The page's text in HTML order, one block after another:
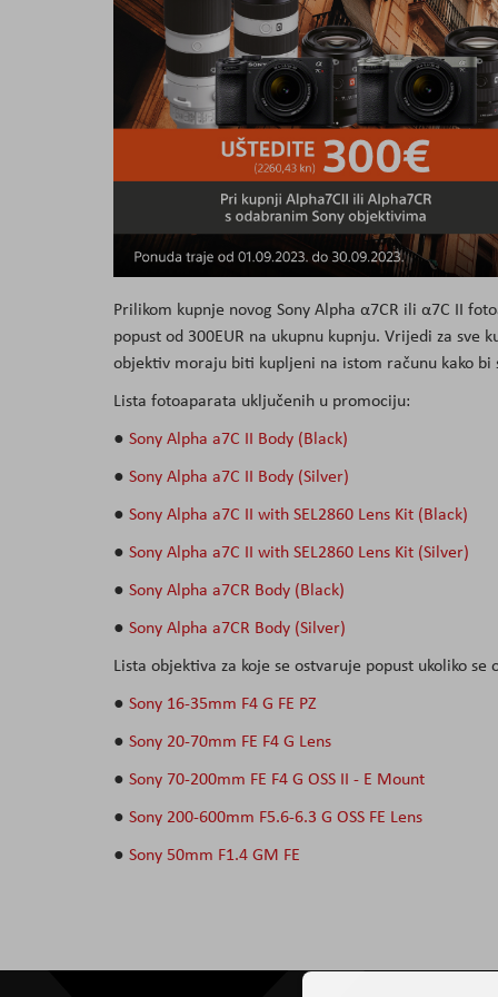
Prilikom kupnje novog Sony Alpha α7CR ili α7C II
popust od 300EUR na ukupnu kupnju. Vrijedi za sve
objektiv moraju biti kupljeni na istom računu kako bi
Lista fotoaparata uključenih u promociju:
● Sony Alpha a7C II Body (Black)
● Sony Alpha a7C II Body (Silver)
● Sony Alpha a7C II with SEL2860 Lens Kit (Black)
● Sony Alpha a7C II with SEL2860 Lens Kit (Silver)
● Sony Alpha a7CR Body (Black)
● Sony Alpha a7CR Body (Silver)
Lista objektiva za koje se ostvaruje popust ukoliko
● Sony 16-35mm F4 G FE PZ
● Sony 20-70mm FE F4 G Lens
● Sony 70-200mm FE F4 G OSS II - E Mount
● Sony 200-600mm F5.6-6.3 G OSS FE Lens
● Sony 50mm F1.4 GM FE